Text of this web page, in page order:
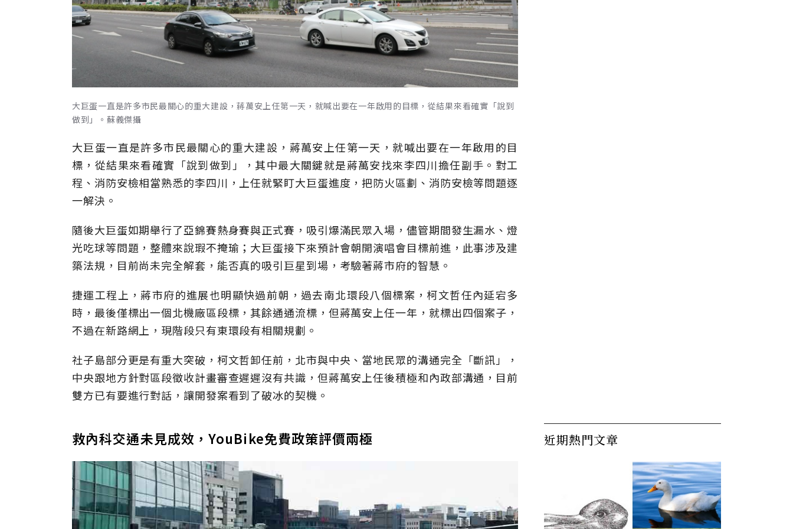
大巨蛋一直是許多市民最關心的重大建設，蔣萬安上任第一天，就喊出要在一年啟用的目標，從結果來看確實「說到
做到」。蘇義傑攝
大巨蛋一直是許多市民最關心的重大建設，蔣萬安上任第一天，就喊出要在一年啟用的目
標，從結果來看確實「說到做到」，其中最大關鍵就是蔣萬安找來李四川擔任副手。對工
程、消防安檢相當熟悉的李四川，上任就緊盯大巨蛋進度，把防火區劃、消防安檢等問題逐
一解決。
隨後大巨蛋如期舉行了亞錦賽熱身賽與正式賽，吸引爆滿民眾入場，儘管期間發生漏水、燈
光吃球等問題，整體來說瑕不掩瑜；大巨蛋接下來預計會朝開演唱會目標前進，此事涉及建
築法規，目前尚未完全解套，能否真的吸引巨星到場，考驗著蔣市府的智慧。
捷運工程上，蔣市府的進展也明顯快過前朝，過去南北環段八個標案，柯文哲任內延宕多
時，最後僅標出一個北機廠區段標，其餘通通流標，但蔣萬安上任一年，就標出四個案子，
不過在新路網上，現階段只有東環段有相關規劃。
社子島部分更是有重大突破，柯文哲卸任前，北市與中央、當地民眾的溝通完全「斷訊」，
中央跟地方針對區段徵收計畫審查遲遲沒有共識，但蔣萬安上任後積極和內政部溝通，目前
雙方已有要進行對話，讓開發案看到了破冰的契機。
救內科交通未見成效，YouBike免費政策評價兩極 近期熱門文章